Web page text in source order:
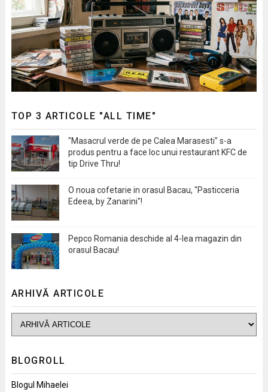
TOP 3 ARTICOLE "ALL TIME"
"Masacrul verde de pe Calea Marasesti" s-a
produs pentru a face loc unui restaurant KFC de
tip Drive Thru!
O noua cofetarie in orasul Bacau, "Pasticceria
Edeea, by Zanarini"!
Pepco Romania deschide al 4-lea magazin din
orasul Bacau!
ARHIVĂ ARTICOLE
BLOGROLL
Blogul Mihaelei